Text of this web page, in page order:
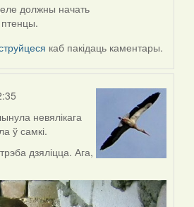
должны начать
каб пакідаць каментары.
невялікага
ў самкі.
дзяліцца. Ага,